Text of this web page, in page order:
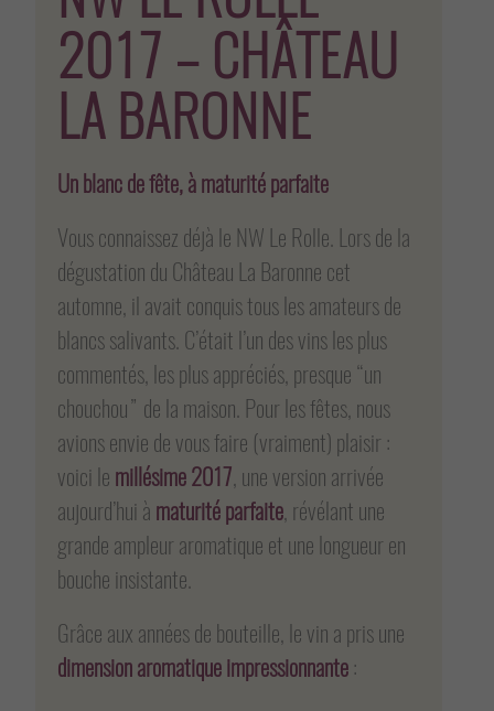
2017 – CHÂTEAU
LA BARONNE
Un blanc de fête, à maturité parfaite
Vous connaissez déjà le NW Le Rolle. Lors de la
dégustation du Château La Baronne cet
automne, il avait conquis tous les amateurs de
blancs salivants. C’était l’un des vins les plus
commentés, les plus appréciés, presque “un
chouchou” de la maison. Pour les fêtes, nous
avions envie de vous faire (vraiment) plaisir :
voici le millésime 2017, une version arrivée
aujourd’hui à maturité parfaite, révélant une
grande ampleur aromatique et une longueur en
bouche insistante.
Grâce aux années de bouteille, le vin a pris une
dimension aromatique impressionnante :